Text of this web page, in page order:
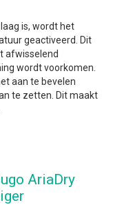
is, wordt het
geactiveerd. Dit
afwisselend
wordt voorkomen.
aan te bevelen
te zetten. Dit maakt
AriaDry